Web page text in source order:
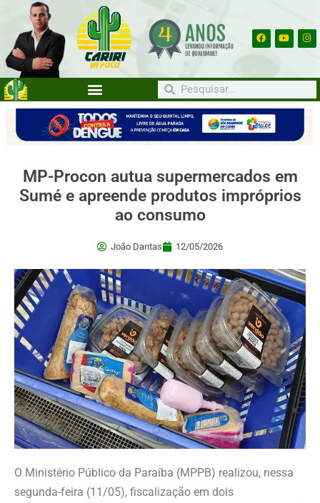
MP-Procon autua supermercados em
Sumé e apreende produtos impróprios
ao consumo
João Dantas 12/05/2026
O Ministério Público da Paraíba (MPPB) realizou, nessa
segunda-feira (11/05), fiscalização em dois